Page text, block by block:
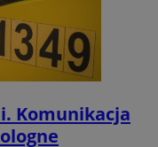
Komunikacja